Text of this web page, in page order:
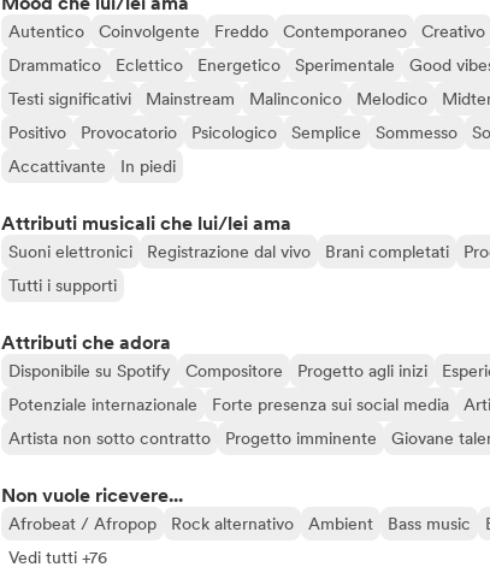
Autentico Coinvolgente Freddo Contemporaneo Creativo
Drammatico
Eclettico Energetico Sperimentale Good
Testi significativi
Mainstream Malinconico Melodico
Positivo
Provocatorio Psicologico Semplice Sommesso
Accattivante
In piedi
Attributi musicali che lui/lei ama
Suoni elettronici Registrazione dal vivo Brani completati
Tutti i supporti
Attributi che adora
Disponibile su Spotify Compositore Progetto agli inizi
Potenziale internazionale
Forte presenza sui social media
Artista non sotto contratto
Progetto imminente Giovane
Non vuole ricevere...
Afrobeat / Afropop Rock alternativo Ambient Bass music
Vedi tutti +76